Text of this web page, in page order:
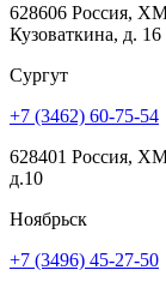
628606 Россия,
Кузоваткина, д. 16
Сургут
+7 (3462) 60-75-54
628401 Россия,
д.10
Ноябрьск
+7 (3496) 45-27-50